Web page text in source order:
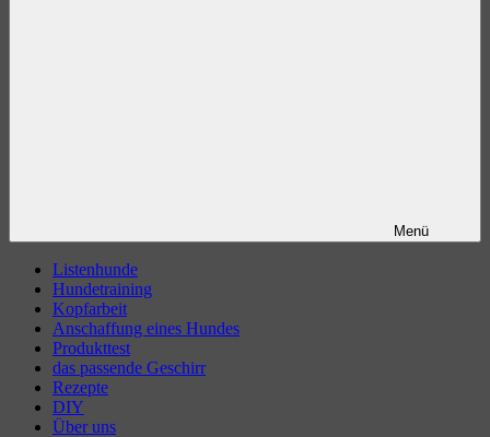
Menü
Listenhunde
Hundetraining
Kopfarbeit
Anschaffung eines Hundes
Produkttest
das passende Geschirr
Rezepte
DIY
Über uns